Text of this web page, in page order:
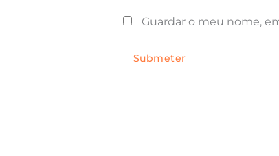
Guardar o meu nome,